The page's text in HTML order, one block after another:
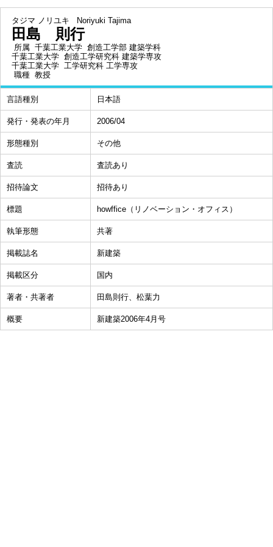
タジマ ノリユキ Noriyuki Tajima
田島 則行
所属 千葉工業大学 創造工学部 建築学科
千葉工業大学 創造工学研究科 建築学専攻
千葉工業大学 工学研究科 工学専攻
職種 教授
言語種別 日本語
発行・発表の年月 2006/04
形態種別 その他
査読 査読あり
招待論文 招待あり
標題 howffice（リノベーション・オフィス）
執筆形態 共著
掲載誌名 新建築
掲載区分 国内
著者・共著者 田島則行、松葉力
概要 新建築2006年4月号